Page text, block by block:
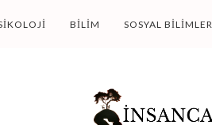
BILIM SOSYAL BILIMLER